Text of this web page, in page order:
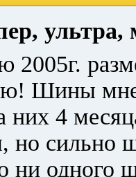
ультра,
2005г.
Шины
них 4
но сильно
ни одного